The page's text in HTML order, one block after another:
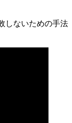
しないための手法